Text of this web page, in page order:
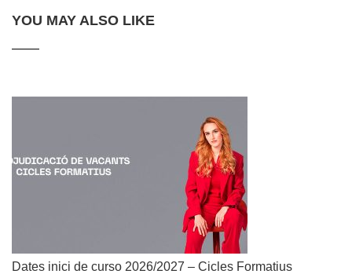
YOU MAY ALSO LIKE
Dates inici de curso 2026/2027 – Cicles Formatius